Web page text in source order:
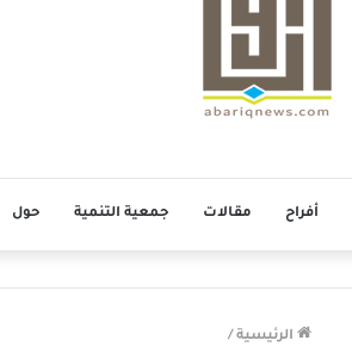
أفراح مقالات جمعية التنمية حول
الرئيسية /